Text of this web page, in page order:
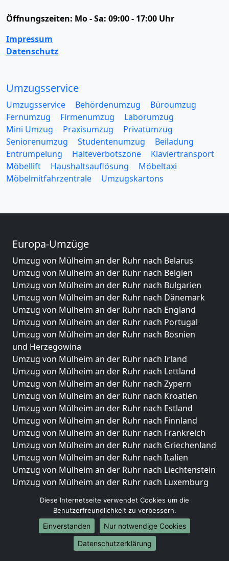
Öffnungszeiten: Mo - Sa: 09:00 - 17:00 Uhr
Impressum
Datenschutz
Umzugsservice
Umzugsservice Behördenumzug
Büroumzug
Fernumzug
Firmenumzug
Laborumzug
Mini Umzug
Praxisumzug
Privatumzug
Seniorenumzug
Studentenumzug
Beiladung
Entrümpelung
Halteverbotszone
Klaviertransport
Möbellift
Haushaltsauflösung
Möbeltaxi
Möbelmitfahrzentrale
Umzugskartons
Europa-Umzüge
Umzug von Mülheim an der Ruhr nach Belarus
Umzug von Mülheim an der Ruhr nach Belgien
Umzug von Mülheim an der Ruhr nach Bulgarien
Umzug von Mülheim an der Ruhr nach Dänemark
Umzug von Mülheim an der Ruhr nach England
Umzug von Mülheim an der Ruhr nach Portugal
Umzug von Mülheim an der Ruhr nach Bosnien
und Herzegowina
Umzug von Mülheim an der Ruhr nach Irland
Umzug von Mülheim an der Ruhr nach Lettland
Umzug von Mülheim an der Ruhr nach Zypern
Umzug von Mülheim an der Ruhr nach Kroatien
Umzug von Mülheim an der Ruhr nach Estland
Umzug von Mülheim an der Ruhr nach Finnland
Umzug von Mülheim an der Ruhr nach Frankreich
Umzug von Mülheim an der Ruhr nach Griechenland
Umzug von Mülheim an der Ruhr nach Italien
Umzug von Mülheim an der Ruhr nach Liechtenstein
Umzug von Mülheim an der Ruhr nach Luxemburg
Umzug von Mülheim an der Ruhr nach Norwegen
Umzüge-Deutschlandweit
Umzug von Mülheim an der Ruhr nach Berlin
Diese Internetseite verwendet Cookies um die
Benutzerfreundlichkeit zu verbessern.
Einverstanden
Nur notwendige Cookies
Datenschutzerklärung